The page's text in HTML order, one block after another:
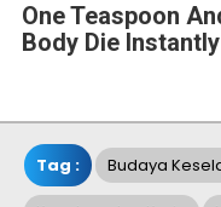
One Teaspoon
Body Die Instantly
Tag : Budaya